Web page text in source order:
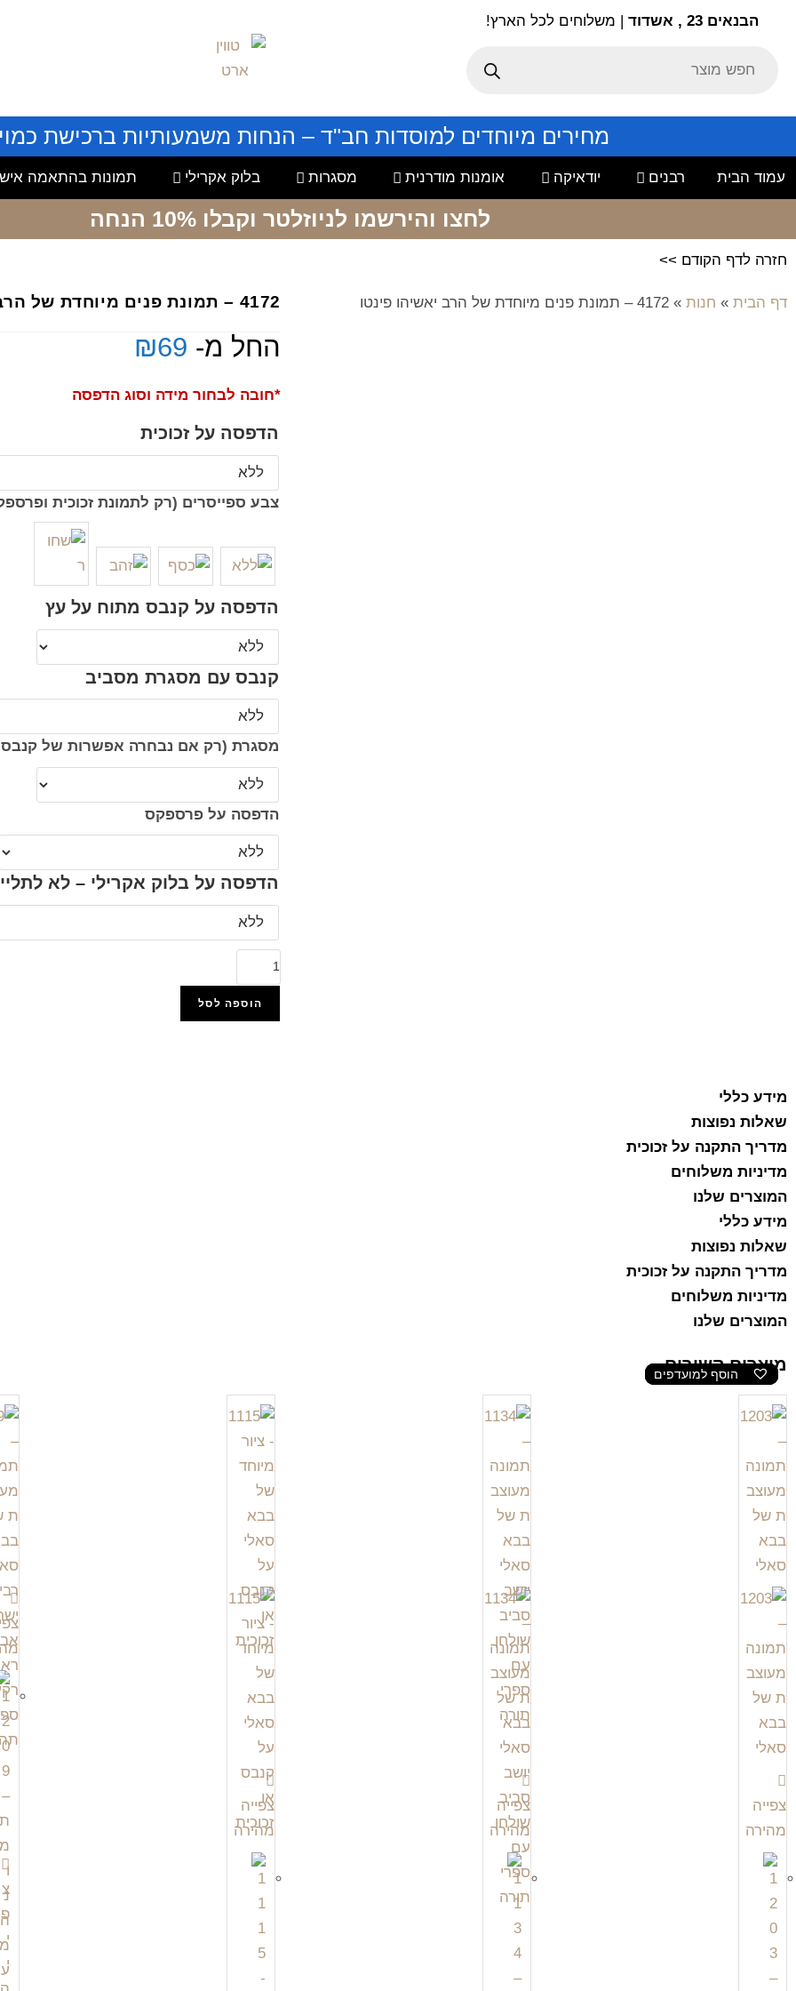
הבנאים 23 , אשדוד | משלוחים לכל הארץ!
מחירים מיוחדים למוסדות חב"ד – הנחות משמעותיות ברכישת
עמוד הבית רבנים יודאיקה אומנות מודרנית מסגרות בלוק אקרילי תמונות בהתאמה
לחצו והירשמו לניוזלטר וקבלו 10% הנחה
חזרה לדף הקודם >>
דף הבית » חנות » 4172 – תמונת פנים מיוחדת של הרב יאשיהו פינטו 4172 – תמונת פנים מיוחדת של הרב יאשיהו פינטו
החל מ- ₪69
*חובה לבחור מידה וסוג הדפסה
הדפסה על זכוכית
צבע ספייסרים (רק לתמונת זכוכית
הדפסה על קנבס מתוח על עץ
קנבס עם מסגרת מסביב
מסגרת (רק אם נבחרה אפשרות של
הדפסה על פרספקס
הדפסה על בלוק אקרילי – לא
הוספה לסל
מידע כללי
שאלות נפוצות
מדריך התקנה על זכוכית
מדיניות משלוחים
המוצרים שלנו
מידע כללי
שאלות נפוצות
מדריך התקנה על זכוכית
מדיניות משלוחים
המוצרים שלנו
מוצרים קשורים
הוסף למועדפים
צפייה
מהירה
הוסף למועדפים
צפייה
מהירה
הוסף למועדפים
צפייה
מהירה
הוסף למועדפים
צ
פ
י
י